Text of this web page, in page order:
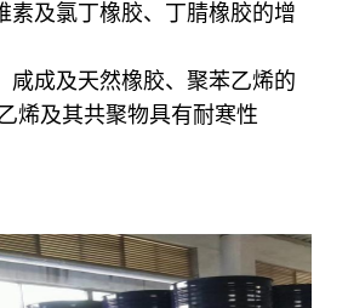
素及氯丁橡胶、丁腈橡胶的增
咸成及天然橡胶、聚苯乙烯的
烯及其共聚物具有耐寒性